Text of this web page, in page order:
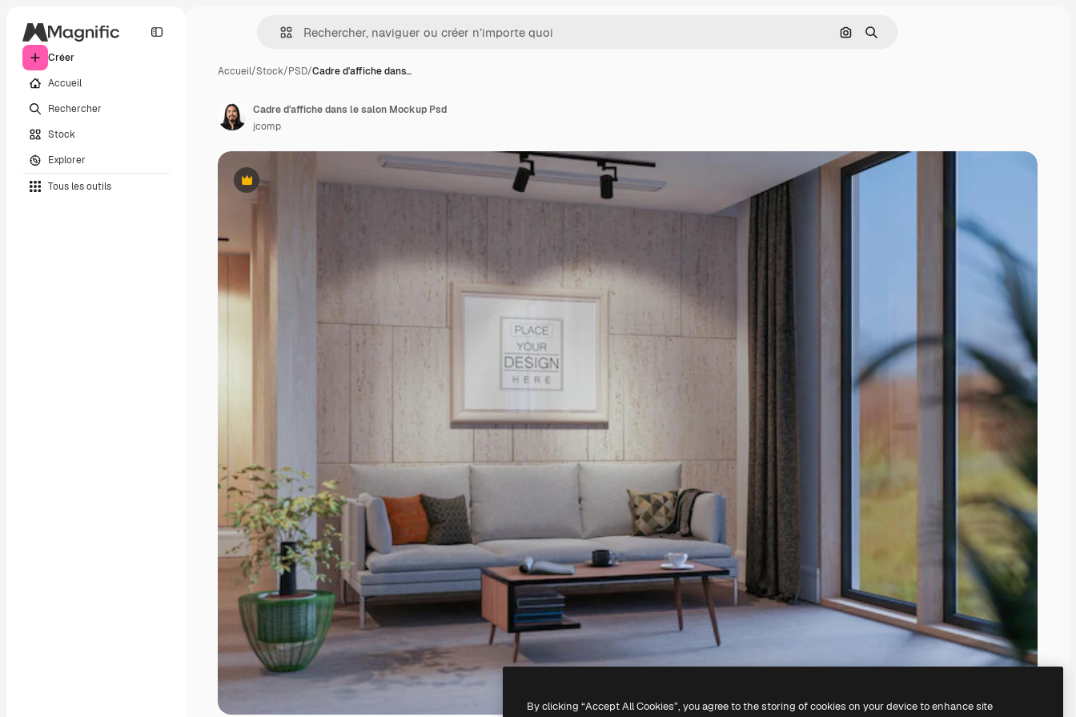
Créer
Accueil
Rechercher
Stock
Explorer
Tous les outils
Rechercher par image
Rechercher
Accueil/Stock/PSD/Cadre d'affiche dans…
Premium
Cadre d'affiche dans le salon Mockup Psd
jcomp
By clicking “Accept All Cookies”, you agree to the storing of cookies on your device to enhance site